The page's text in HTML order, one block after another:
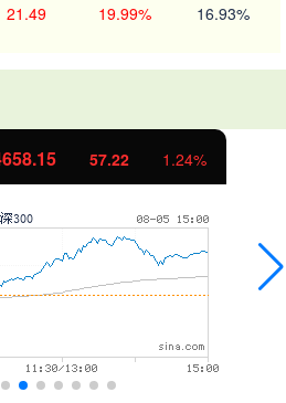
21.49 19.99% 16.93%
57.22 1.24%